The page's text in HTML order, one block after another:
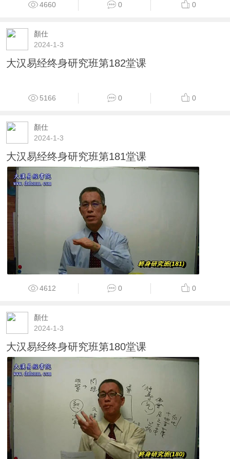
4660 0 0
顏仕
2024-1-3
大汉易经终身研究班第182堂课
5166 0 0
顏仕
2024-1-3
大汉易经终身研究班第181堂课
4612 0 0
顏仕
2024-1-3
大汉易经终身研究班第180堂课